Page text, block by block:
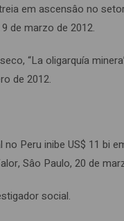
em ascensâo no
de marzo de 2012.
“La oligarquía
de 2012.
no Peru inibe US$ 11 bi
Sâo Paulo, 20 de
social.